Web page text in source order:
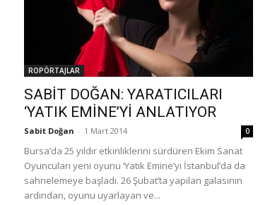
ROPÖRTAJLAR
SABİT DOĞAN: YARATICILARI
‘YATIK EMİNE’Yİ ANLATIYOR
Sabit Doğan - 1 Mart 2014 0
Bursa’da 25 yıldır etkinliklerini sürdüren Ekim Sanat
Oyuncuları yeni oyunu ‘Yatık Emine’yi İstanbul’da da
sahnelemeye başladı. 26 Şubat’ta yapılan galasının
ardından, oyunu uyarlayan ve...